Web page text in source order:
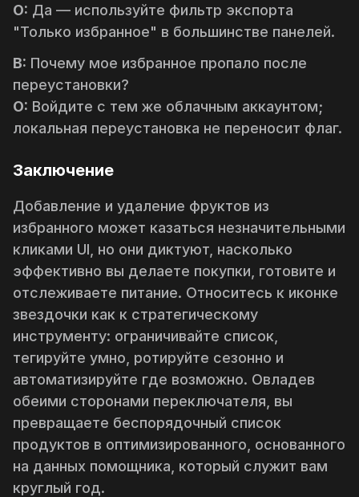
О: Да — используйте фильтр экспорта
"Только избранное" в большинстве панелей.
В: Почему мое избранное пропало после
переустановки?
О: Войдите с тем же облачным аккаунтом;
локальная переустановка не переносит флаг.
Заключение
Добавление и удаление фруктов из
избранного может казаться незначительными
кликами UI, но они диктуют, насколько
эффективно вы делаете покупки, готовите и
отслеживаете питание. Относитесь к иконке
звездочки как к стратегическому
инструменту: ограничивайте список,
тегируйте умно, ротируйте сезонно и
автоматизируйте где возможно. Овладев
обеими сторонами переключателя, вы
превращаете беспорядочный список
продуктов в оптимизированного, основанного
на данных помощника, который служит вам
круглый год.